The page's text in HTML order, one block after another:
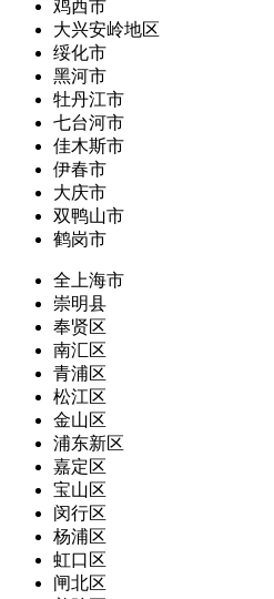
鸡西市
大兴安岭地区
绥化市
黑河市
牡丹江市
七台河市
佳木斯市
伊春市
大庆市
双鸭山市
鹤岗市
全上海市
崇明县
奉贤区
南汇区
青浦区
松江区
金山区
浦东新区
嘉定区
宝山区
闵行区
杨浦区
虹口区
闸北区